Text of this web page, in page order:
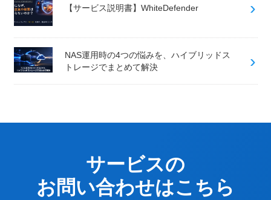
【サービス説明書】WhiteDefender
NAS運用時の4つの悩みを、ハイブリッドス
トレージでまとめて解決
サービスの
お問い合わせはこちら